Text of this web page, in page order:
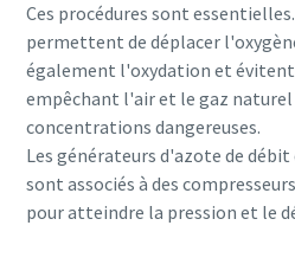
Ces procédures sont
permettent de déplacer
également l'oxydation et évitent
empêchant l'air et le gaz naturel
concentrations dangereuses.
Les générateurs d'azote de
sont associés à des
pour atteindre la pression et le